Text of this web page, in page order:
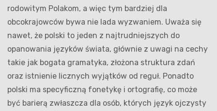
rodowitym Polakom, a więc tym bardziej dla
obcokrajowców bywa nie lada wyzwaniem. Uważa się
nawet, że polski to jeden z najtrudniejszych do
opanowania języków świata, głównie z uwagi na cechy
takie jak bogata gramatyka, złożona struktura zdań
oraz istnienie licznych wyjątków od reguł. Ponadto
polski ma specyficzną fonetykę i ortografię, co może
być barierą zwłaszcza dla osób, których język ojczysty